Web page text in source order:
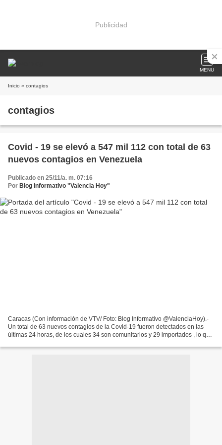
Publicidad
MENU
Inicio » contagios
contagios
Covid - 19 se elevó a 547 mil 112 con total de 63
nuevos contagios en Venezuela
Publicado en 25/11/a. m. 07:16
Por Blog Informativo "Valencia Hoy"
Caracas (Con información de VTV/ Foto: Blog Informativo @ValenciaHoy).-
Un total de 63 nuevos contagios de la Covid-19 fueron detectados en las
últimas 24 horas, de los cuales 34 son comunitarios y 29 importados , lo que